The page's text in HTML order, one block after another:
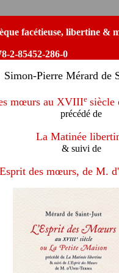
facétieuse, libertine &
2-85452-286-0
Simon-Pierre Mérard de
mœurs au XVIIIe siècle
précédé de
La Matinée
& suivi de
des mœurs, de M.